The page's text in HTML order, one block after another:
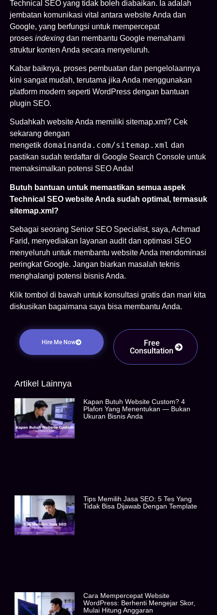
Technical SEO yang tidak boleh diabaikan. Ia adalah
jembatan komunikasi vital antara website Anda dan
Google, yang berfungsi untuk mempercepat
proses indexing dan membantu Google memahami
struktur konten Anda secara menyeluruh.
Kabar baiknya, proses pembuatan dan pengelolaannya
kini sangat mudah, terutama jika Anda menggunakan
platform modern seperti WordPress dengan bantuan
plugin SEO.
Sudahkah website Anda memiliki sitemap.xml? Cek
sekarang dengan
mengetik domainanda.com/sitemap.xml dan
pastikan sudah terdaftar di Google Search Console untuk
memaksimalkan potensi SEO Anda!
Butuh bantuan untuk memastikan semua aspek
Technical SEO website Anda sudah optimal, termasuk
sitemap.xml?
Sebagai seorang Senior SEO Specialist, saya, Achmad
Farid, menyediakan layanan audit dan optimasi SEO
menyeluruh untuk membantu website Anda mendominasi
peringkat Google. Jangan biarkan masalah teknis
menghalangi potensi bisnis Anda.
Klik tombol di bawah untuk konsultasi gratis dan mari kita
diskusikan bagaimana saya bisa membantu Anda.
Hire Me Now
Free
Consultation
Artikel Lainnya
Kapan Butuh Website Custom? 4
Plafon Yang Menentukan — Bukan
Ukuran Bisnis Anda
Tips Memilih Jasa SEO: 5 Tes Yang
Tidak Bisa Dijawab Dengan Template
Cara Mempercepat Website
WordPress: Berhenti Mengejar Skor,
Mulai Hitung Anggaran